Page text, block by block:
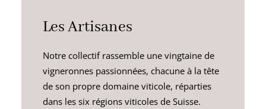
Les Artisanes
Notre collectif rassemble une vingtaine de
vigneronnes passionnées, chacune à la tête
de son propre domaine viticole, réparties
dans les six régions viticoles de Suisse.